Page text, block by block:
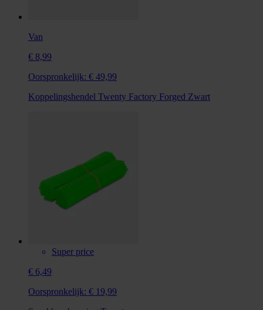
Van
€ 8,99
Oorspronkelijk: € 49,99
Koppelingshendel Twenty Factory Forged Zwart
Super price
€ 6,49
Oorspronkelijk: € 19,99